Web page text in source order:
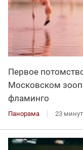
Первое
Московском
фламинго
Панорама 23